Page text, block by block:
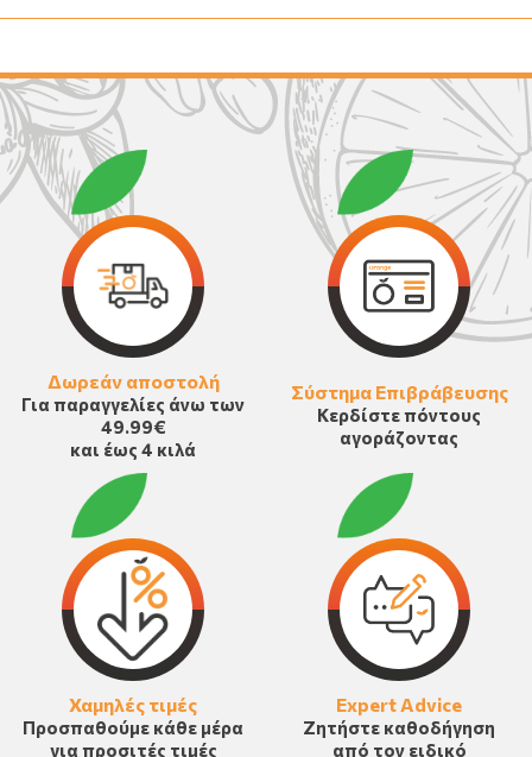
Δωρεάν αποστολή
Για παραγγελίες άνω των
49.99€
και έως 4 κιλά
Σύστημα Επιβράβευσης
Κερδίστε πόντους
αγοράζοντας
Χαμηλές τιμές
Προσπαθούμε κάθε μέρα
για προσιτές τιμές
Expert Advice
Ζητήστε καθοδήγηση
από τον ειδικό